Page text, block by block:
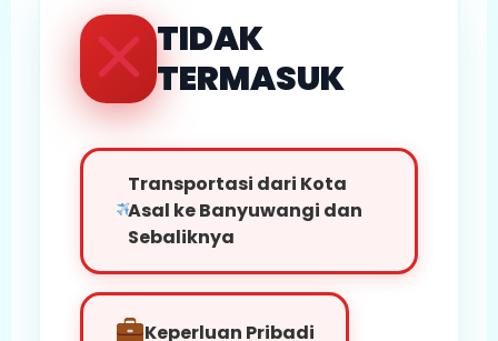
TIDAK
TERMASUK
Transportasi dari Kota
Asal ke Banyuwangi dan
Sebaliknya
Keperluan Pribadi